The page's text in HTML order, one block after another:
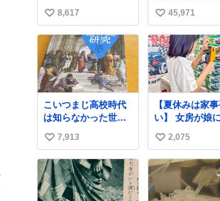
門家も「銅の価値が
上がってるんですよ
ね…」と反応した。
い
い
ね
数
8,617
家もらっちゃっ
男
い
い
ね
数
45,971
こいつまじ高校時代
は知らなかった世界
史が溢れすぎてて
𝑩𝑰𝑮 𝑳𝑶𝑽𝑬＿＿
い
い
ね
数
7,913
【夏休みは家
い】 女房が娘
いたらバイト代
えば？と言った
娘は、いらな
言って黙々と働
くれました。
ソフトクリーム
い
い
ね
数
2,075